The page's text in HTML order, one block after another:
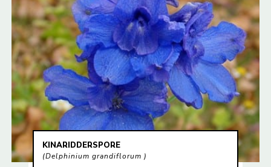
KINARIDDERSPORE
Delphinium grandiflorum